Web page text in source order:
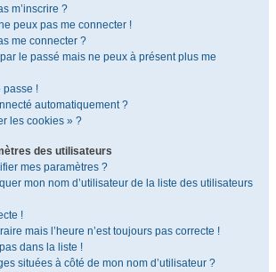
m’inscrire ?
peux pas me connecter !
me connecter ?
le passé mais ne peux à présent plus me
passe !
automatiquement ?
les cookies » ?
des utilisateurs
mes paramètres ?
mon nom d’utilisateur de la liste des utilisateurs
!
mais l’heure n’est toujours pas correcte !
dans la liste !
situées à côté de mon nom d’utilisateur ?